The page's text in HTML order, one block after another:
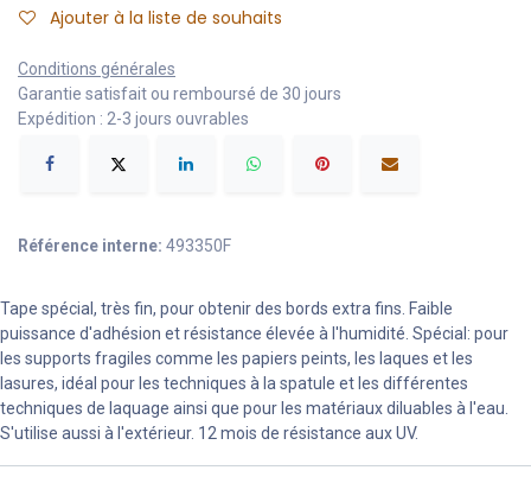
Ajouter à la liste de souhaits
Conditions générales
Garantie satisfait ou remboursé de 30 jours
Expédition : 2-3 jours ouvrables
Référence interne: 493350F
Tape spécial, très fin, pour obtenir des bords extra fins. Faible
puissance d'adhésion et résistance élevée à l'humidité. Spécial: pour
les supports fragiles comme les papiers peints, les laques et les
lasures, idéal pour les techniques à la spatule et les différentes
techniques de laquage ainsi que pour les matériaux diluables à l'eau.
S'utilise aussi à l'extérieur. 12 mois de résistance aux UV.